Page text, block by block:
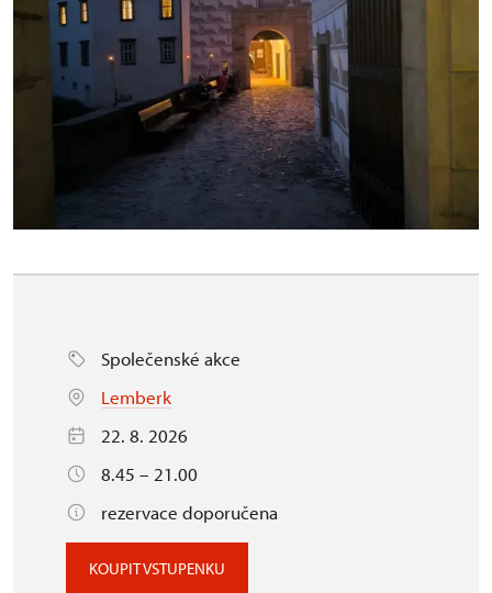
Společenské akce
Lemberk
22. 8. 2026
8.45 – 21.00
rezervace doporučena
KOUPIT VSTUPENKU